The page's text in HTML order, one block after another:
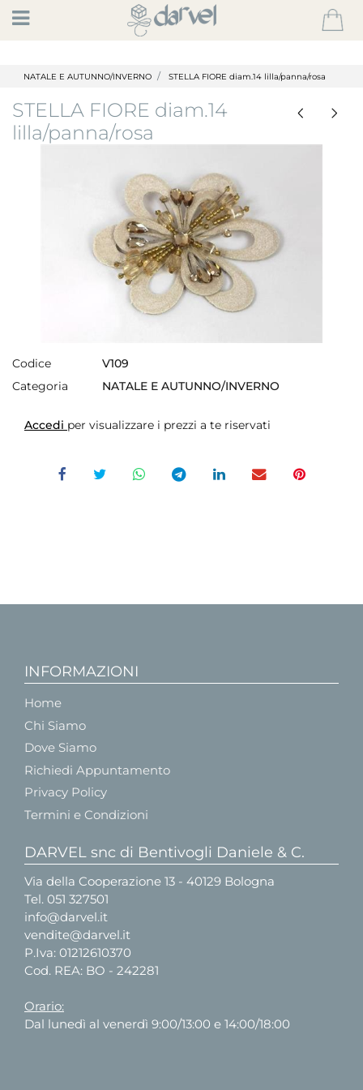
Open
NATALE E AUTUNNO/INVERNO STELLA FIORE diam.14 lilla/panna/rosa
STELLA FIORE diam.14
lilla/panna/rosa
Codice
V109
Categoria
NATALE E AUTUNNO/INVERNO
Accedi per visualizzare i prezzi a te riservati
INFORMAZIONI
Home
Chi Siamo
Dove Siamo
Richiedi Appuntamento
Privacy Policy
Termini e Condizioni
DARVEL snc di Bentivogli Daniele & C.
Via della Cooperazione 13 - 40129 Bologna
Tel. 051 327501
info@darvel.it
vendite@darvel.it
P.Iva: 01212610370
Cod. REA: BO - 242281
Orario:
Dal lunedì al venerdì 9:00/13:00 e 14:00/18:00